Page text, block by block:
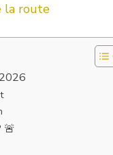
la route
🚨